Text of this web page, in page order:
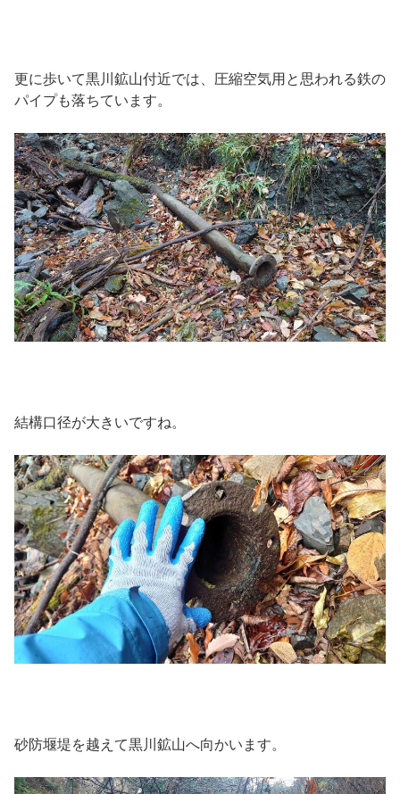
更に歩いて黒川鉱山付近では、圧縮空気用と思われる鉄の
パイプも落ちています。
結構口径が大きいですね。
砂防堰堤を越えて黒川鉱山へ向かいます。